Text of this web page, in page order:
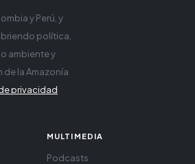
y Perú, y
política,
ambiente y
de la Amazonía
privacidad
MULTIMEDIA
Podcasts